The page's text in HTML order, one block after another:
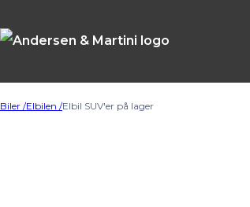
Biler /Elbilen /Elbil SUV'er på lager